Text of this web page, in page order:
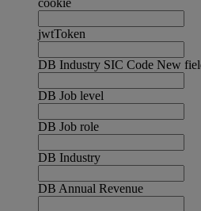
cookie
jwtToken
DB Industry SIC Code New
DB Job level
DB Job role
DB Industry
DB Annual Revenue